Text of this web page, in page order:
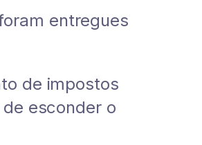
entregues
de impostos
esconder o